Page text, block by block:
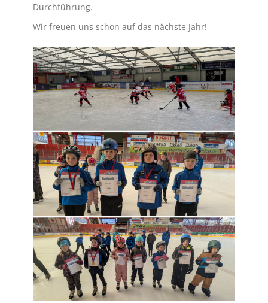
Durchführung.
Wir freuen uns schon auf das nächste Jahr!